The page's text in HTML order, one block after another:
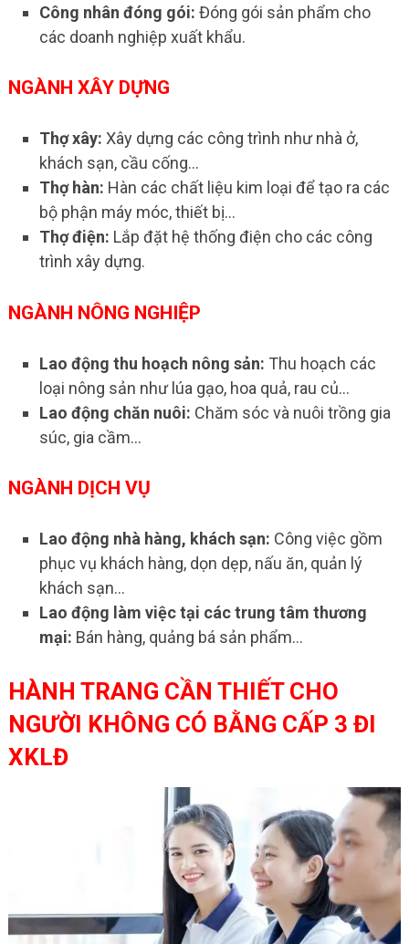
Công nhân đóng gói: Đóng gói sản phẩm cho
các doanh nghiệp xuất khẩu.
NGÀNH XÂY DỰNG
Thợ xây: Xây dựng các công trình như nhà ở,
khách sạn, cầu cống…
Thợ hàn: Hàn các chất liệu kim loại để tạo ra các
bộ phận máy móc, thiết bị…
Thợ điện: Lắp đặt hệ thống điện cho các công
trình xây dựng.
NGÀNH NÔNG NGHIỆP
Lao động thu hoạch nông sản: Thu hoạch các
loại nông sản như lúa gạo, hoa quả, rau củ…
Lao động chăn nuôi: Chăm sóc và nuôi trồng gia
súc, gia cầm…
NGÀNH DỊCH VỤ
Lao động nhà hàng, khách sạn: Công việc gồm
phục vụ khách hàng, dọn dẹp, nấu ăn, quản lý
khách sạn…
Lao động làm việc tại các trung tâm thương
mại: Bán hàng, quảng bá sản phẩm…
HÀNH TRANG CẦN THIẾT CHO
NGƯỜI KHÔNG CÓ BẰNG CẤP 3 ĐI
XKLĐ